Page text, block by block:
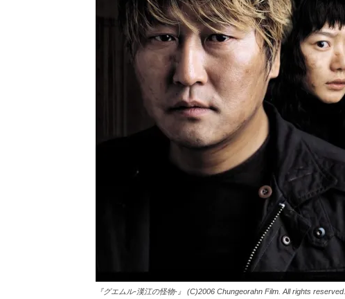
『グエムル-漢江の怪物-』 (C)2006 Chungeorahn Film. All rights reserved.